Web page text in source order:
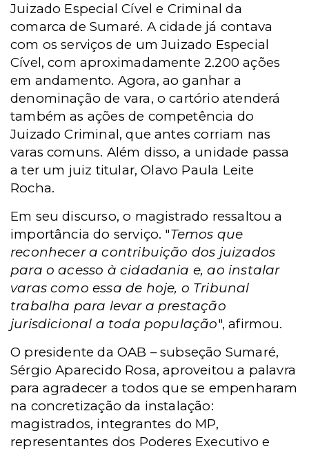
Juizado Especial Cível e Criminal da
comarca de Sumaré. A cidade já contava
com os serviços de um Juizado Especial
Cível, com aproximadamente 2.200 ações
em andamento. Agora, ao ganhar a
denominação de vara, o cartório atenderá
também as ações de competência do
Juizado Criminal, que antes corriam nas
varas comuns. Além disso, a unidade passa
a ter um juiz titular, Olavo Paula Leite
Rocha.
Em seu discurso, o magistrado ressaltou a
importância do serviço. "Temos que
reconhecer a contribuição dos juizados
para o acesso à cidadania e, ao instalar
varas como essa de hoje, o Tribunal
trabalha para levar a prestação
jurisdicional a toda população", afirmou.
O presidente da OAB – subseção Sumaré,
Sérgio Aparecido Rosa, aproveitou a palavra
para agradecer a todos que se empenharam
na concretização da instalação:
magistrados, integrantes do MP,
representantes dos Poderes Executivo e